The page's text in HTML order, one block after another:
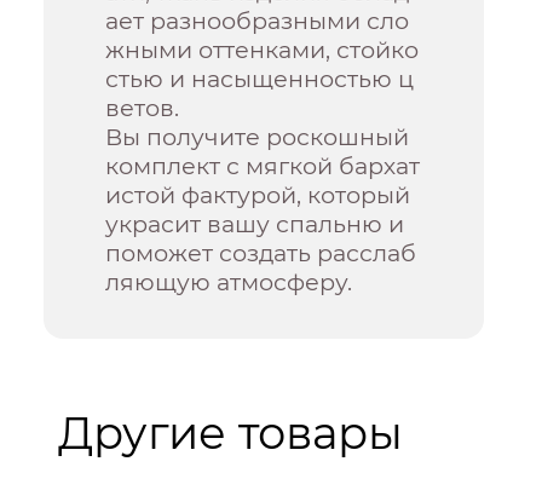
ает разнообразными сло
жными оттенками, стойко
стью и насыщенностью ц
ветов.
Вы получите роскошный
комплект с мягкой бархат
истой фактурой, который
украсит вашу спальню и
поможет создать расслаб
ляющую атмосферу.
Другие товары